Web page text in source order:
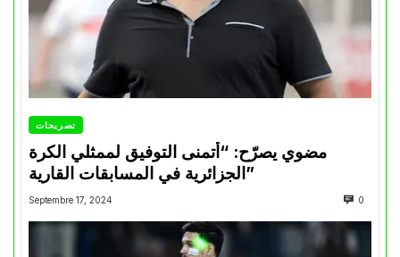
تصريحات
مضوي يصرّح: “أتمنى التوفيق لممثلي الكرة
الجزائرية في المسابقات القارية”
Septembre 17, 2024 0